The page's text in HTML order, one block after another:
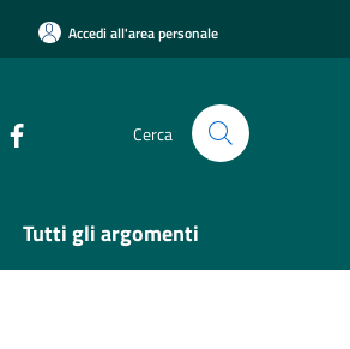
Accedi all'area personale
Cerca
Tutti gli argomenti